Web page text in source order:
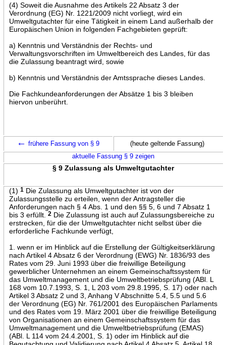
(4) Soweit die Ausnahme des Artikels 22 Absatz 3 der
Verordnung (EG) Nr. 1221/2009 nicht vorliegt, wird ein
Umweltgutachter für eine Tätigkeit in einem Land außerhalb der
Europäischen Union in folgenden Fachgebieten geprüft:
a) Kenntnis und Verständnis der Rechts- und
Verwaltungsvorschriften im Umweltbereich des Landes, für das
die Zulassung beantragt wird, sowie
b) Kenntnis und Verständnis der Amtssprache dieses Landes.
Die Fachkundeanforderungen der Absätze 1 bis 3 bleiben
hiervon unberührt.
← frühere Fassung von § 9
(heute geltende Fassung)
aktuelle Fassung § 9 zeigen
§ 9 Zulassung als Umweltgutachter
(1) 1Die Zulassung als Umweltgutachter ist von der
Zulassungsstelle zu erteilen, wenn der Antragsteller die
Anforderungen nach § 4 Abs. 1 und den §§ 5, 6 und 7 Absatz 1
bis 3 erfüllt.
2Die Zulassung ist auch auf Zulassungsbereiche zu
erstrecken, für die der Umweltgutachter nicht selbst über die
erforderliche Fachkunde verfügt,
1. wenn er im Hinblick auf die Erstellung der Gültigkeitserklärung
nach Artikel 4 Absatz 6 der Verordnung (EWG) Nr. 1836/93 des
Rates vom 29. Juni 1993 über die freiwillige Beteiligung
gewerblicher Unternehmen an einem Gemeinschaftssystem für
das Umweltmanagement und die Umweltbetriebsprüfung (ABl. L
168 vom 10.7.1993, S. 1, L 203 vom 29.8.1995, S. 17) oder nach
Artikel 3 Absatz 2 und 3, Anhang V Abschnitte 5.4, 5.5 und 5.6
der Verordnung (EG) Nr. 761/2001 des Europäischen Parlaments
und des Rates vom 19. März 2001 über die freiwillige Beteiligung
von Organisationen an einem Gemeinschaftssystem für das
Umweltmanagement und die Umweltbetriebsprüfung (EMAS)
(ABl. L 114 vom 24.4.2001, S. 1) oder im Hinblick auf die